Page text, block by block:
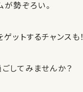
勢ぞろい。
ットするチャンスも！
してみませんか？